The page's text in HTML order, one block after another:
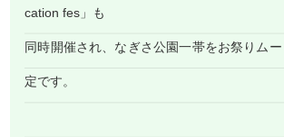
cation fes」も
同時開催され、なぎさ公園一帯をお祭りム
定です。